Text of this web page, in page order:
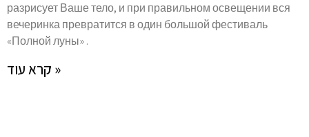
разрисует Ваше тело, и при правильном освещении вся
вечеринка превратится в один большой фестиваль
«Полной луны» .
קרא עוד »